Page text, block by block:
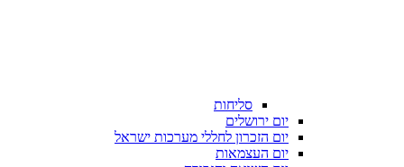
סליחות
יום ירושלים
יום הזכרון לחללי מערכות ישראל
יום העצמאות